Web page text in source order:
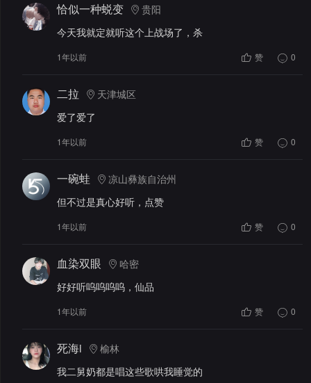
恰似一种蜕变
贵阳
今天我就定就听这个上战场了，杀
1年以前 赞 0
二拉
天津城区
爱了爱了
1年以前 赞 0
一碗蛙
凉山彝族自治州
但不过是真心好听，点赞
1年以前 赞 0
血染双眼
哈密
好好听呜呜呜呜，仙品
1年以前 赞 0
死海i
榆林
我二舅奶都是唱这些歌哄我睡觉的